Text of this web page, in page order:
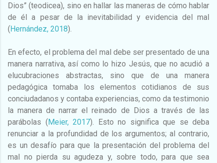
Dios” (teodicea), sino en hallar las maneras de cómo hablar
de él a pesar de la inevitabilidad y evidencia del mal
(Hernández, 2018).
En efecto, el problema del mal debe ser presentado de una
manera narrativa, así como lo hizo Jesús, que no acudió a
elucubraciones abstractas, sino que de una manera
pedagógica tomaba los elementos cotidianos de sus
conciudadanos y contaba experiencias, como da testimonio
la manera de narrar el reinado de Dios a través de las
parábolas (Meier, 2017). Esto no significa que se deba
renunciar a la profundidad de los argumentos; al contrario,
es un desafío para que la presentación del problema del
mal no pierda su agudeza y, sobre todo, para que sea